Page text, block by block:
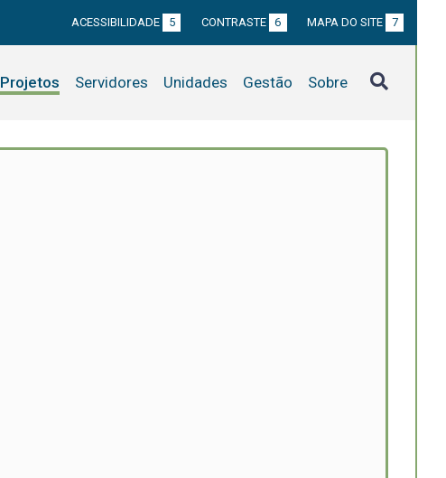
ACESSIBILIDADE 5 CONTRASTE 6 MAPA DO SITE 7
Projetos Servidores Unidades Gestão Sobre